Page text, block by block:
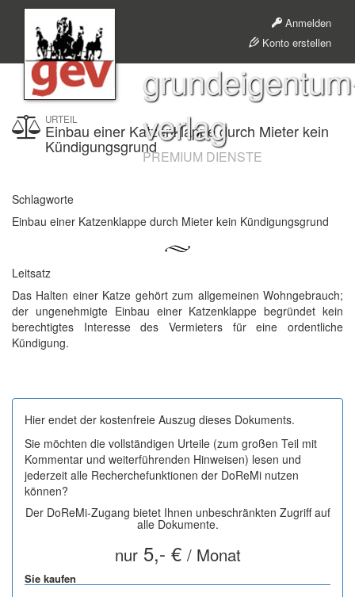
Anmelden
Konto erstellen
verlag
PREMIUM DIENSTE
URTEIL
Einbau einer Katzenklappe durch Mieter kein
Kündigungsgrund
Schlagworte
Einbau einer Katzenklappe durch Mieter kein Kündigungsgrund
Leitsatz
Das Halten einer Katze gehört zum allgemeinen Wohngebrauch;
der ungenehmigte Einbau einer Katzenklappe begründet kein
berechtigtes Interesse des Vermieters für eine ordentliche
Kündigung.
Hier endet der kostenfreie Auszug dieses Dokuments.
Sie möchten die vollständigen Urteile (zum großen Teil mit
Kommentar und weiterführenden Hinweisen) lesen und
jederzeit alle Recherchefunktionen der DoReMi nutzen
können?
Der DoReMi-Zugang bietet Ihnen unbeschränkten Zugriff auf
alle Dokumente.
nur5,- € / Monat
Sie kaufen